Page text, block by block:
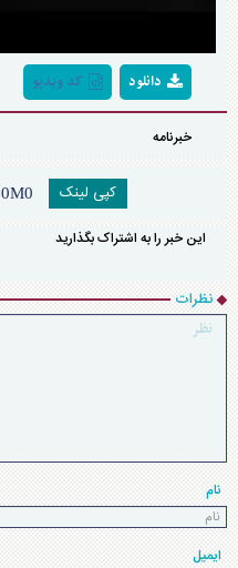
کد ویدیو دانلود
خبرنامه
کپی لینک
این خبر را به اشتراک بگذارید
نظرات
نام
ایمیل